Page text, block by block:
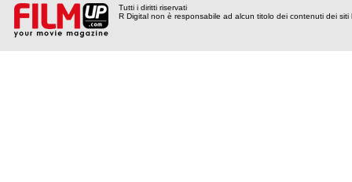
Tutti i diritti riservati
R Digital non è responsabile ad alcun titolo dei contenuti dei siti